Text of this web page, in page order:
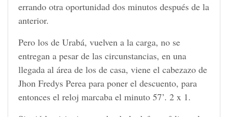
errando otra oportunidad dos minutos después de la
anterior.
Pero los de Urabá, vuelven a la carga, no se
entregan a pesar de las circunstancias, en una
llegada al área de los de casa, viene el cabezazo de
Jhon Fredys Perea para poner el descuento, para
entonces el reloj marcaba el minuto 57’. 2 x 1.